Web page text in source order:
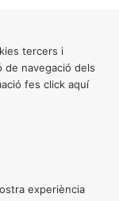
tercers i
navegació dels
fes click aquí
experiència